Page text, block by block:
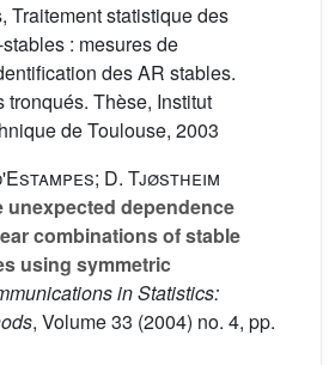
Traitement statistique des
: mesures de
des AR stables.
tronqués. Thèse, Institut
de Toulouse, 2003
D. Tjøstheim
unexpected dependence
combinations of stable
using symmetric
in Statistics:
, Volume 33 (2004) no. 4, pp.